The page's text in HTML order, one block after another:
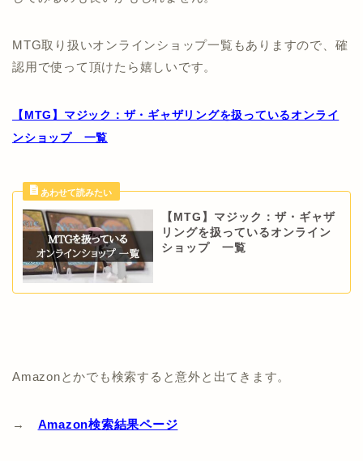
MTG取り扱いオンラインショップ一覧もありますので、確
認用で使って頂けたら嬉しいです。
【MTG】マジック：ザ・ギャザリングを扱っているオンライ
ンショップ 一覧
【MTG】マジック：ザ・ギャザ
リングを扱っているオンライン
ショップ 一覧
Amazonとかでも検索すると意外と出てきます。
→ Amazon検索結果ページ